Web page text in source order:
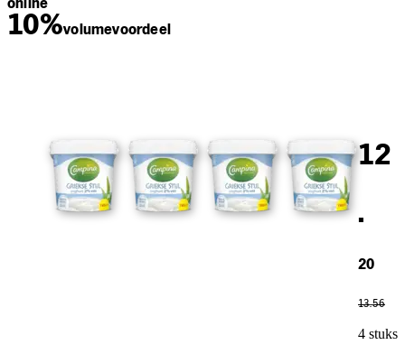
online
10%volumevoordeel
12
.
20
13.56
4 stuks